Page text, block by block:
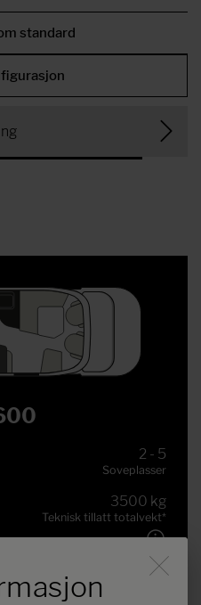
standard
2 - 5
Soveplasser
3500 kg
Teknisk tillatt totalvekt*
wird der